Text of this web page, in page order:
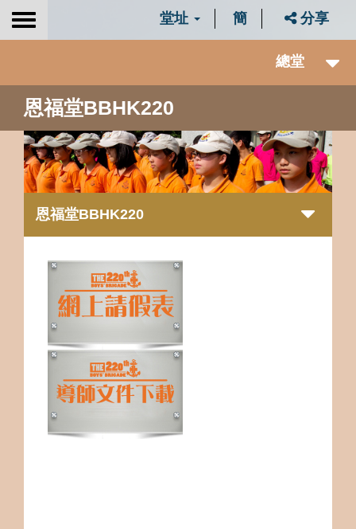
Toggle
堂址 簡 分享
總堂
恩福堂BBHK220
恩福堂BBHK220